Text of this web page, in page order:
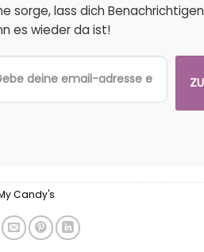
sorge, lass dich Benachrichtigen
es wieder da ist!
Candy's